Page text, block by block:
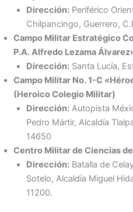
Dirección:Periférico
Chilpancingo, Guerrero,
Campo Militar Estratégico
P.A. Alfredo Lezama
Dirección:Santa Lucía,
Campo Militar No. 1-C
(Heroico Colegio Militar)
Dirección:Autopista
Pedro Mártir, Alcaldía
14650
Centro Militar de Ciencias
Dirección:Batalla de
Sotelo, Alcaldía Miguel
11200.